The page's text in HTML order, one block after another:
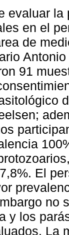
evaluar la
en el
de
91
El
no
y los
La